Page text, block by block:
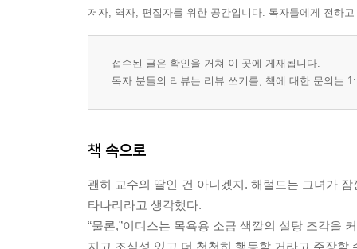
저자, 역자, 편집자를 위한 공간입니다. 독자들에게 전하
접수된 글은 확인을 거쳐 이 곳에 게재됩니다.
독자 분들의 리뷰는 리뷰 쓰기를, 책에 대한 문의는
책 속으로
괜히 교수의 딸인 건 아니겠지. 해럴드는 그녀가
타나리라고 생각했다.
“물론,”이디스는 목욕용 소금 색깔의 설탕 조각을